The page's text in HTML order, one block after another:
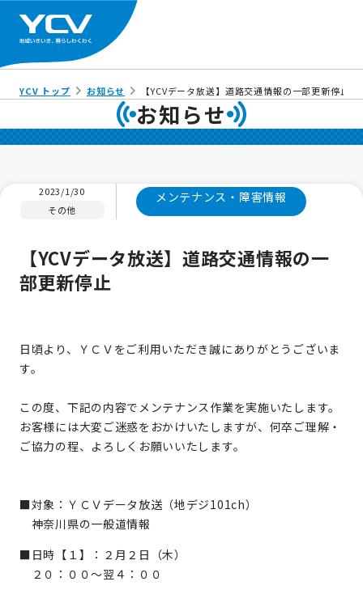
YCV トップ お知らせ 【YCVデータ放送】道路交通情報の一部更新停止
お知らせ
2023/1/30
その他
メンテナンス・障害情報
【YCVデータ放送】道路交通情報の一
部更新停止
日頃より、ＹＣＶをご利用いただき誠にありがとうございま
す。
この度、下記の内容でメンテナンス作業を実施いたします。
お客様には大変ご迷惑をおかけいたしますが、何卒ご理解・
ご協力の程、よろしくお願いいたします。
■対象：ＹＣＶデータ放送（地デジ101ch）
神奈川県の一般道情報
■日時【１】：２月２日（木）
２０：００～翌４：００